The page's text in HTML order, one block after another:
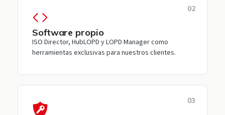
02
Software propio
ISO Director, HubLOPD y LOPD Manager como
herramientas exclusivas para nuestros clientes.
03